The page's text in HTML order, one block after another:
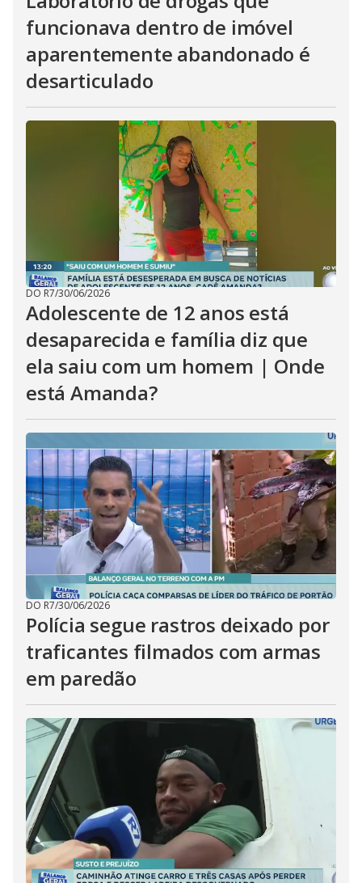
funcionava dentro de imóvel
aparentemente abandonado é
desarticulado
DO R7/30/06/2026
Adolescente de 12 anos está
desaparecida e família diz que
ela saiu com um homem | Onde
está Amanda?
DO R7/30/06/2026
Polícia segue rastros deixado por
traficantes filmados com armas
em paredão